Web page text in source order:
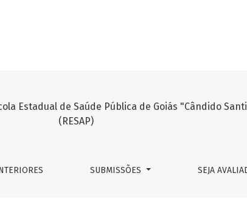
OU IMUNIZAÇÃO DAS VACINAS DO COVID-19 EM
SUBMISSÕES SEJA